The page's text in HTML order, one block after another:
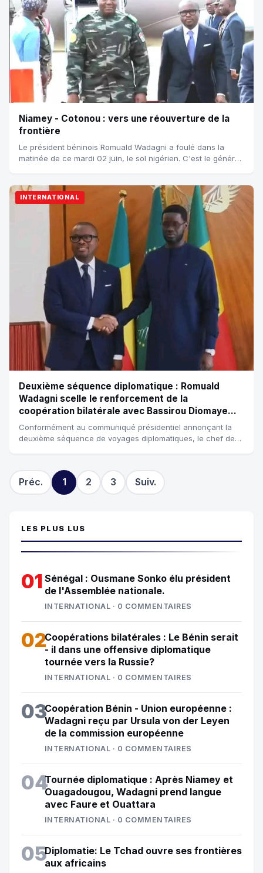
Niamey - Cotonou : vers une réouverture de la
frontière
Le président béninois Romuald Wadagni a foulé dans la
matinée de ce mardi 02 juin, le sol nigérien. C'est le général
INTERNATIONAL
Deuxième séquence diplomatique : Romuald
Wadagni scelle le renforcement de la
coopération bilatérale avec Bassirou Diomaye
Faye et Assimi Goïta.
Conformément au communiqué présidentiel annonçant la
deuxième séquence de voyages diplomatiques, le chef de
Préc. 1 2 3 Suiv.
LES PLUS LUS
01 Sénégal : Ousmane Sonko élu président
de l'Assemblée nationale.
INTERNATIONAL · 0 COMMENTAIRES
02Coopérations bilatérales : Le Bénin serait
- il dans une offensive diplomatique
tournée vers la Russie?
INTERNATIONAL · 0 COMMENTAIRES
03Coopération Bénin - Union européenne :
Wadagni reçu par Ursula von der Leyen
de la commission européenne
INTERNATIONAL · 0 COMMENTAIRES
04Tournée diplomatique : Après Niamey et
Ouagadougou, Wadagni prend langue
avec Faure et Ouattara
INTERNATIONAL · 0 COMMENTAIRES
05Diplomatie: Le Tchad ouvre ses frontières
aux africains